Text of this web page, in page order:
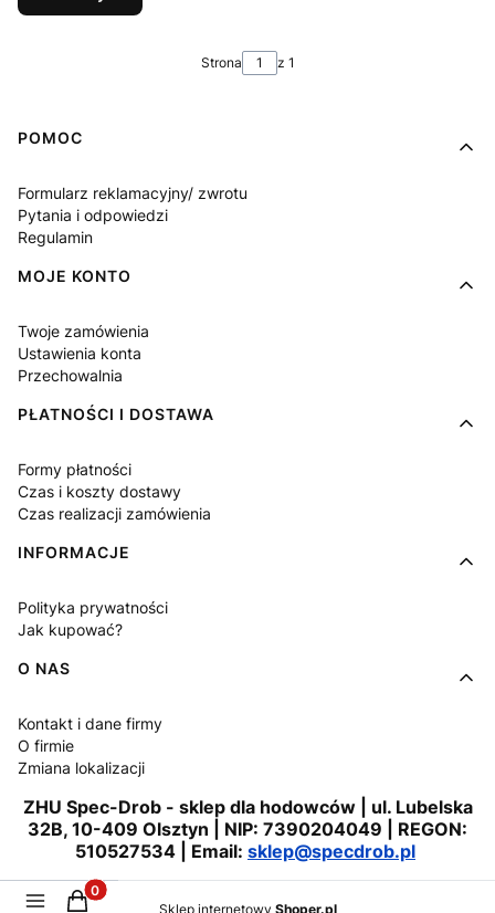
Strona z 1
Linki w stopce
POMOC
Formularz reklamacyjny/ zwrotu
Pytania i odpowiedzi
Regulamin
MOJE KONTO
Twoje zamówienia
Ustawienia konta
Przechowalnia
PŁATNOŚCI I DOSTAWA
Formy płatności
Czas i koszty dostawy
Czas realizacji zamówienia
INFORMACJE
Polityka prywatności
Jak kupować?
O NAS
Kontakt i dane firmy
O firmie
Zmiana lokalizacji
ZHU Spec-Drob - sklep dla hodowców | ul. Lubelska
32B, 10-409 Olsztyn | NIP: 7390204049 | REGON:
510527534 | Email: sklep@specdrob.pl
Sklep internetowy Shoper.pl
Produkty w koszyku: 0. Zobacz szczegóły